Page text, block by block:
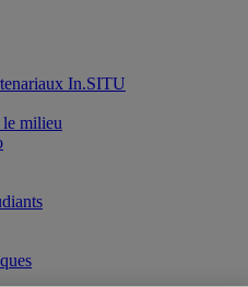
In.SITU
milieu